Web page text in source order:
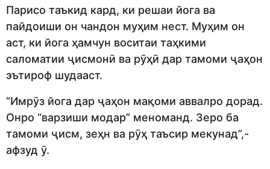
Парисо таъкид кард, ки решаи йога ва
пайдоиши он чандон муҳим нест. Муҳим он
аст, ки йога ҳамчун воситаи таҳкими
саломатии ҷисмонӣ ва рӯҳӣ дар тамоми ҷаҳон
эътироф шудааст.
“Имрӯз йога дар ҷаҳон мақоми аввалро дорад.
Онро “варзиши модар” меноманд. Зеро ба
тамоми ҷисм, зеҳн ва рӯҳ таъсир мекунад”,-
афзуд ӯ.